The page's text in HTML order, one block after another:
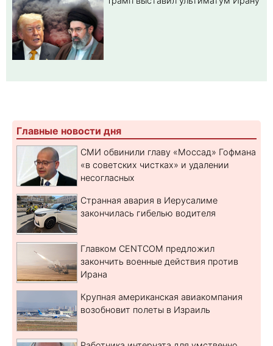
Главные новости дня
СМИ обвинили главу «Моссад» Гофмана
«в советских чистках» и удалении
несогласных
Странная авария в Иерусалиме
закончилась гибелью водителя
Главком CENTCOM предложил
закончить военные действия против
Ирана
Крупная американская авиакомпания
возобновит полеты в Израиль